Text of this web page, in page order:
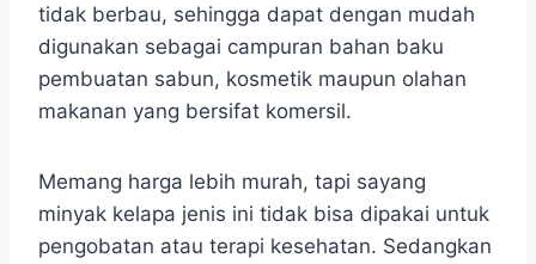
tidak berbau, sehingga dapat dengan mudah
digunakan sebagai campuran bahan baku
pembuatan sabun, kosmetik maupun olahan
makanan yang bersifat komersil.
Memang harga lebih murah, tapi sayang
minyak kelapa jenis ini tidak bisa dipakai untuk
pengobatan atau terapi kesehatan. Sedangkan